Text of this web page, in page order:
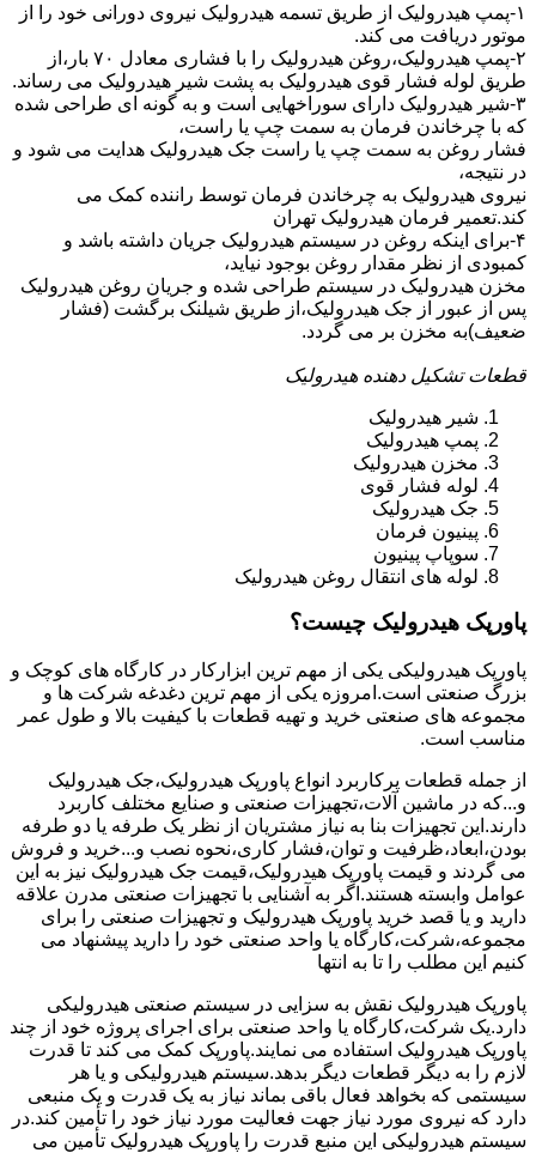
۱-پمپ هیدرولیک از طریق تسمه هیدرولیک نیروی دورانی خود را از
موتور دریافت می کند.
۲-پمپ هیدرولیک،روغن هیدرولیک را با فشاری معادل ۷۰ بار،از
طریق لوله فشار قوی هیدرولیک به پشت شیر هیدرولیک می رساند.
۳-شیر هیدرولیک دارای سوراخهایی است و به گونه ای طراحی شده
که با چرخاندن فرمان به سمت چپ یا راست،
فشار روغن به سمت چپ یا راست جک هیدرولیک هدایت می شود و
در نتیجه،
نیروی هیدرولیک به چرخاندن فرمان توسط راننده کمک می
کند.تعمیر فرمان هیدرولیک تهران
۴-برای اینکه روغن در سیستم هیدرولیک جریان داشته باشد و
کمبودی از نظر مقدار روغن بوجود نیاید،
مخزن هیدرولیک در سیستم طراحی شده و جریان روغن هیدرولیک
پس از عبور از جک هیدرولیک،از طریق شیلنک برگشت (فشار
ضعیف)به مخزن بر می گردد.
قطعات تشکیل دهنده هیدرولیک
شیر هیدرولیک
پمپ هیدرولیک
مخزن هیدرولیک
لوله فشار قوی
جک هیدرولیک
پینیون فرمان
سوپاپ پینیون
لوله های انتقال روغن هیدرولیک
پاورپک هیدرولیک چیست؟
پاورپک هیدرولیکی یکی از مهم ترین ابزارکار در کارگاه های کوچک و
بزرگ صنعتی است.امروزه یکی از مهم ترین دغدغه شرکت ها و
مجموعه های صنعتی خرید و تهیه قطعات با کیفیت بالا و طول عمر
مناسب است.
از جمله قطعات پرکاربرد انواع پاورپک هیدرولیک،جک هیدرولیک
و...که در ماشین آلات،تجهیزات صنعتی و صنایع مختلف کاربرد
دارند.این تجهیزات بنا به نیاز مشتریان از نظر یک طرفه یا دو طرفه
بودن،ابعاد،ظرفیت و توان،فشار کاری،نحوه نصب و...خرید و فروش
می گردند و قیمت پاورپک هیدرولیک،قیمت جک هیدرولیک نیز به این
عوامل وابسته هستند.اگر به آشنایی با تجهیزات صنعتی مدرن علاقه
دارید و یا قصد خرید پاورپک هیدرولیک و تجهیزات صنعتی را برای
مجموعه،شرکت،کارگاه یا واحد صنعتی خود را دارید پیشنهاد می
کنیم این مطلب را تا به انتها
پاورپک هیدرولیک نقش به سزایی در سیستم صنعتی هیدرولیکی
دارد.یک شرکت،کارگاه یا واحد صنعتی برای اجرای پروژه خود از چند
پاورپک هیدرولیک استفاده می نمایند.پاورپک کمک می کند تا قدرت
لازم را به دیگر قطعات دیگر بدهد.سیستم هیدرولیکی و یا هر
سیستمی که بخواهد فعال باقی بماند نیاز به یک قدرت و یک منبعی
دارد که نیروی مورد نیاز جهت فعالیت مورد نیاز خود را تأمین کند.در
سیستم هیدرولیکی این منبع قدرت را پاورپک هیدرولیک تأمین می